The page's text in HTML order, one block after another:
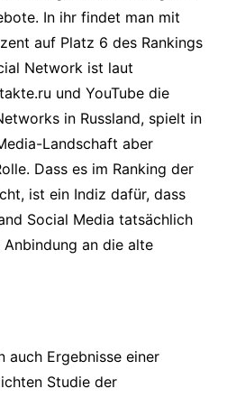
In ihr findet man mit
auf Platz 6 des Rankings
Network ist laut
und YouTube die
in Russland, spielt in
Landschaft aber
Dass es im Ranking der
ist ein Indiz dafür, dass
Social Media tatsächlich
an die alte
auch Ergebnisse einer
Studie der